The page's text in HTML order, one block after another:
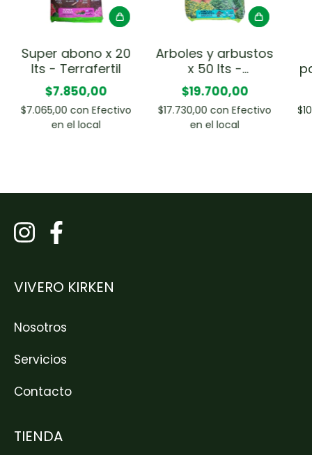
Super abono x 20
lts - Terrafertil
$7.850,00
$7.065,00con Efectivo
en el local
Arboles y arbustos
x 50 lts -
Terrafertil
$19.700,00
$17.730,00con Efectivo
en el local
VIVERO KIRKEN
Nosotros
Servicios
Contacto
TIENDA